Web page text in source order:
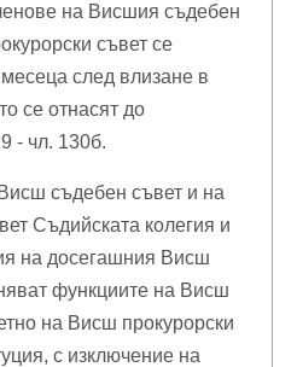
на Висшия съдебен
съвет се
след влизане в
се отнасят до
- чл. 130б.
съдебен съвет и на
Съдийската колегия и
на досегашния Висш
функциите на Висш
на Висш прокурорски
с изключение на